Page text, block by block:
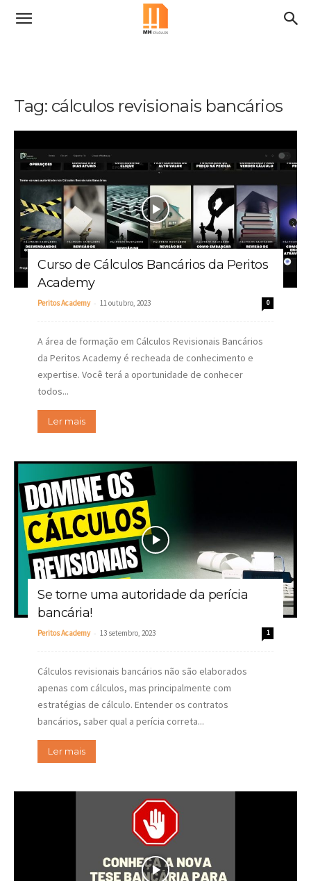
Tag: cálculos revisionais bancários
Curso de Cálculos Bancários da Peritos
Academy
Peritos Academy - 11 outubro, 2023 0
A área de formação em Cálculos Revisionais Bancários
da Peritos Academy é recheada de conhecimento e
expertise. Você terá a oportunidade de conhecer
todos...
Ler mais
Se torne uma autoridade da perícia
bancária!
Peritos Academy - 13 setembro, 2023 1
Cálculos revisionais bancários não são elaborados
apenas com cálculos, mas principalmente com
estratégias de cálculo. Entender os contratos
bancários, saber qual a perícia correta...
Ler mais